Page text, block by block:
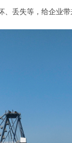
丢失等，给企业带